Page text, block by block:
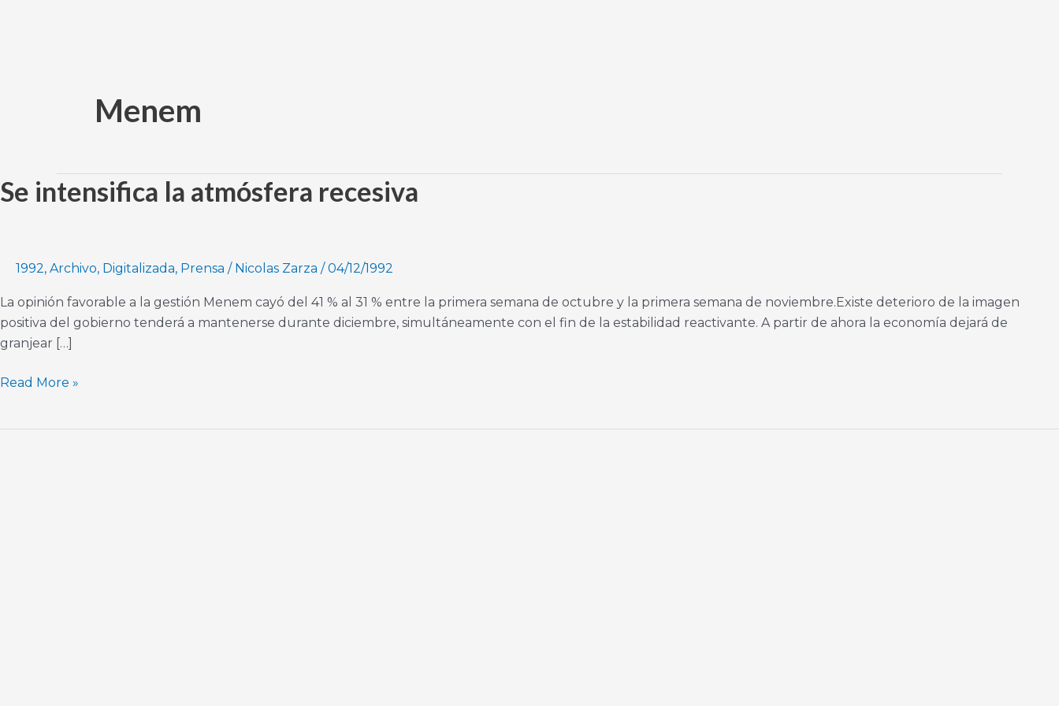
Menem
Se intensifica la atmósfera recesiva
1992, Archivo, Digitalizada, Prensa / Nicolas Zarza /04/12/1992
La opinión favorable a la gestión Menem cayó del 41 % al 31 % entre la primera semana de octubre y la primera semana de noviembre.Existe deterioro de la imagen
positiva del gobierno tenderá a mantenerse durante diciembre, simultáneamente con el fin de la estabilidad reactivante. A partir de ahora la economía dejará de
granjear […]
Se
intensifica
recesiva
Read More »